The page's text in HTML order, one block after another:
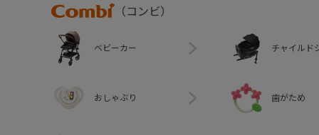
Combi
（コンビ）
ベビーカー チャイルド
おしゃぶり 歯がため